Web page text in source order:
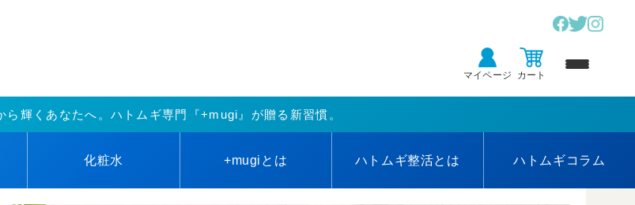
マイページ カート
ら輝くあなたへ。ハトムギ専門『+mugi』が贈る新習慣。
化粧水 +mugi とは ハトムギ整活とは ハトムギコラム